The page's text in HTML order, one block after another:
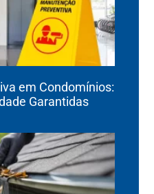
em Condomínios:
Garantidas